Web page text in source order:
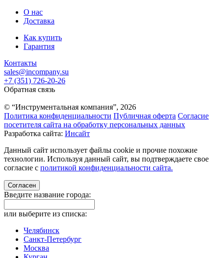
О нас
Доставка
Как купить
Гарантия
Контакты
sales@incompany.su
+7 (351) 726-20-26
Обратная связь
© “Инструментальная компания”, 2026
Политика конфиденциальности Публичная оферта Согласие
посетителя сайта на обработку персональных данных
Разработка сайта: Инсайт
Данный сайт использует файлы cookie и прочие похожие
технологии. Используя данный сайт, вы подтверждаете свое
согласие с политикой конфиденциальности сайта.
Согласен
Введите название города:
или выберите из списка:
Челябинск
Санкт-Петербург
Москва